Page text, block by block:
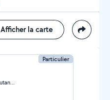
Afficher la carte
Particulier
La Chapelle-sur-Erdre (Plessis-Coutancière)